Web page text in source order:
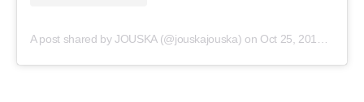
A post shared by JOUSKA (@jouskajouska) on Oct 25, 2019 at 7:43am PDT